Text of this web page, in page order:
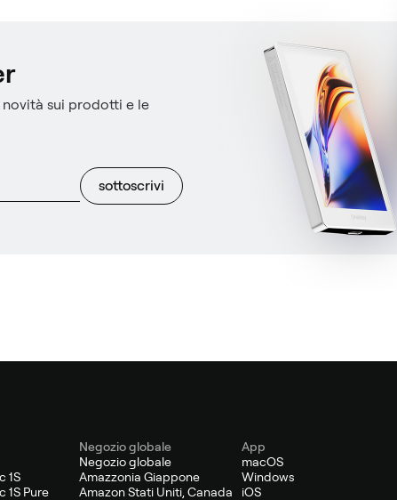
sui prodotti e le
sottoscrivi
1S
1S Pure
Negozio globale
Negozio globale
Amazzonia Giappone
Amazon Stati Uniti, Canada
App
macOS
Windows
iOS